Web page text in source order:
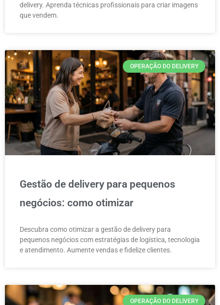
delivery. Aprenda técnicas profissionais para criar imagens
que vendem.
OPERAÇÃO DO DELIVERY
Gestão de delivery para pequenos
negócios: como otimizar
Descubra como otimizar a gestão de delivery para
pequenos negócios com estratégias de logística, tecnologia
e atendimento. Aumente vendas e fidelize clientes.
OPERAÇÃO DO DELIVERY